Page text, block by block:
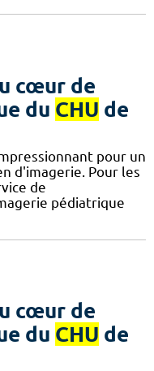
cœur de
du CHU de
pour un
d'imagerie. Pour les
de
pédiatrique
cœur de
du CHU de